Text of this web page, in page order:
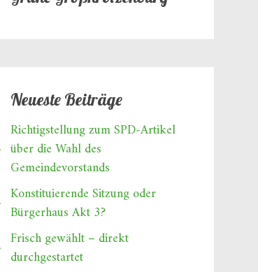
Neueste Beiträge
Richtigstellung zum SPD‑Artikel
über die Wahl des
Gemeindevorstands
Konstituierende Sitzung oder
Bürgerhaus Akt 3?
Frisch gewählt – direkt
durchgestartet